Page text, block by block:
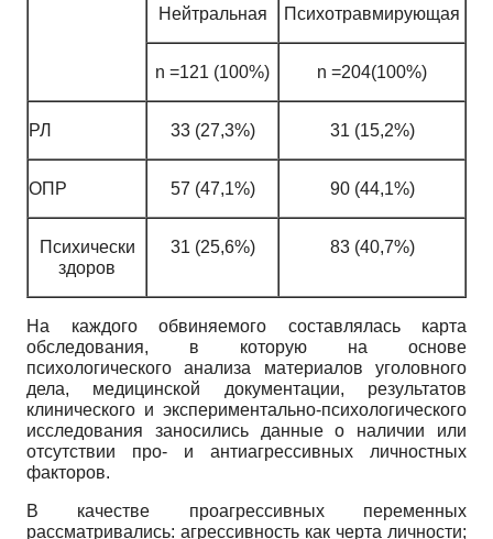
Нейтральная Психотравмирующая
n =121 (100%) n =204(100%)
РЛ 33 (27,3%) 31 (15,2%)
ОПР 57 (47,1%) 90 (44,1%)
Психически
здоров
31 (25,6%) 83 (40,7%)
На каждого обвиняемого составлялась карта
обследования, в которую на основе
психологического анализа материалов уголовного
дела, медицинской документации, результатов
клинического и экспериментально-психологического
исследования заносились данные о наличии или
отсутствии про- и антиагрессивных личностных
факторов.
В качестве проагрессивных переменных
рассматривались: агрессивность как черта личности;